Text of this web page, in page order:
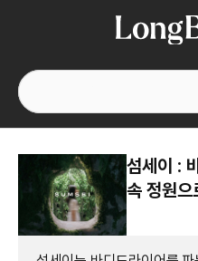
섬세이 :
속 정원으